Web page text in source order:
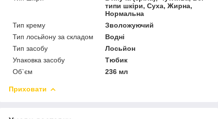
типи шкіри, Суха, Жирна,
Нормальна
Тип крему
Зволожуючий
Тип лосьйону за складом
Водні
Тип засобу
Лосьйон
Упаковка засобу
Тюбик
Об`єм
236 мл
Приховати